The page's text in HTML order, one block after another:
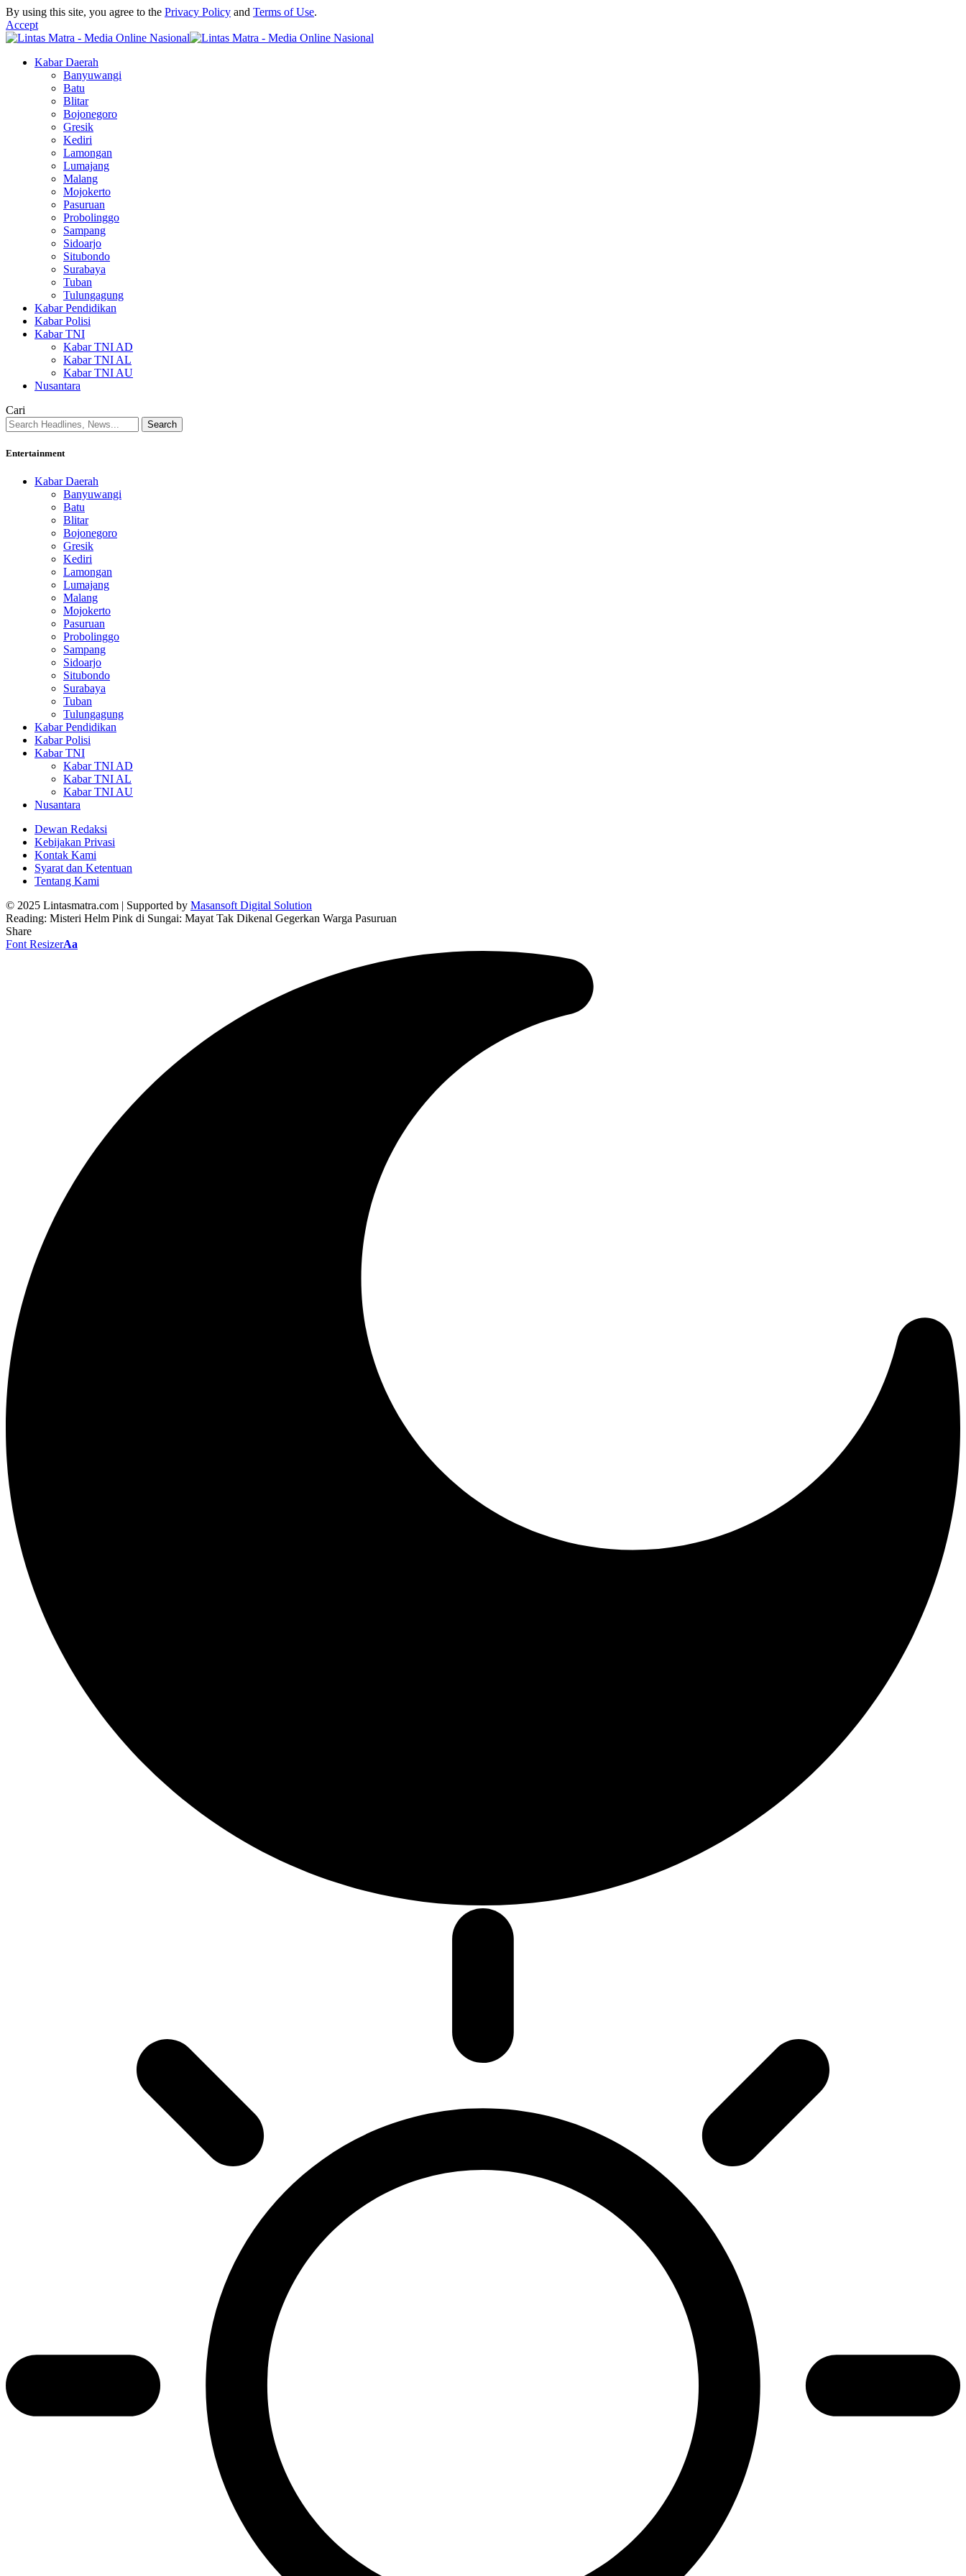
By using this site, you agree to the Privacy Policy and Terms of Use.
Accept
Kabar Daerah
Banyuwangi
Batu
Blitar
Bojonegoro
Gresik
Kediri
Lamongan
Lumajang
Malang
Mojokerto
Pasuruan
Probolinggo
Sampang
Sidoarjo
Situbondo
Surabaya
Tuban
Tulungagung
Kabar Pendidikan
Kabar Polisi
Kabar TNI
Kabar TNI AD
Kabar TNI AL
Kabar TNI AU
Nusantara
Cari
Entertainment
Kabar Daerah
Banyuwangi
Batu
Blitar
Bojonegoro
Gresik
Kediri
Lamongan
Lumajang
Malang
Mojokerto
Pasuruan
Probolinggo
Sampang
Sidoarjo
Situbondo
Surabaya
Tuban
Tulungagung
Kabar Pendidikan
Kabar Polisi
Kabar TNI
Kabar TNI AD
Kabar TNI AL
Kabar TNI AU
Nusantara
Dewan Redaksi
Kebijakan Privasi
Kontak Kami
Syarat dan Ketentuan
Tentang Kami
© 2025 Lintasmatra.com | Supported by Masansoft Digital Solution
Reading: Misteri Helm Pink di Sungai: Mayat Tak Dikenal Gegerkan Warga Pasuruan
Share
Font ResizerAa